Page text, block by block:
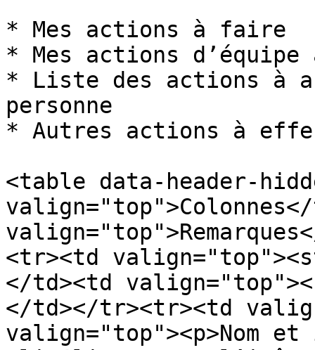
* Mes actions à faire
* Mes actions
* Liste des actions à
personne
* Autres actions à
<table data-header-
<tr><td
</td><td
</td></tr><tr><td
valign="top"><p>Nom